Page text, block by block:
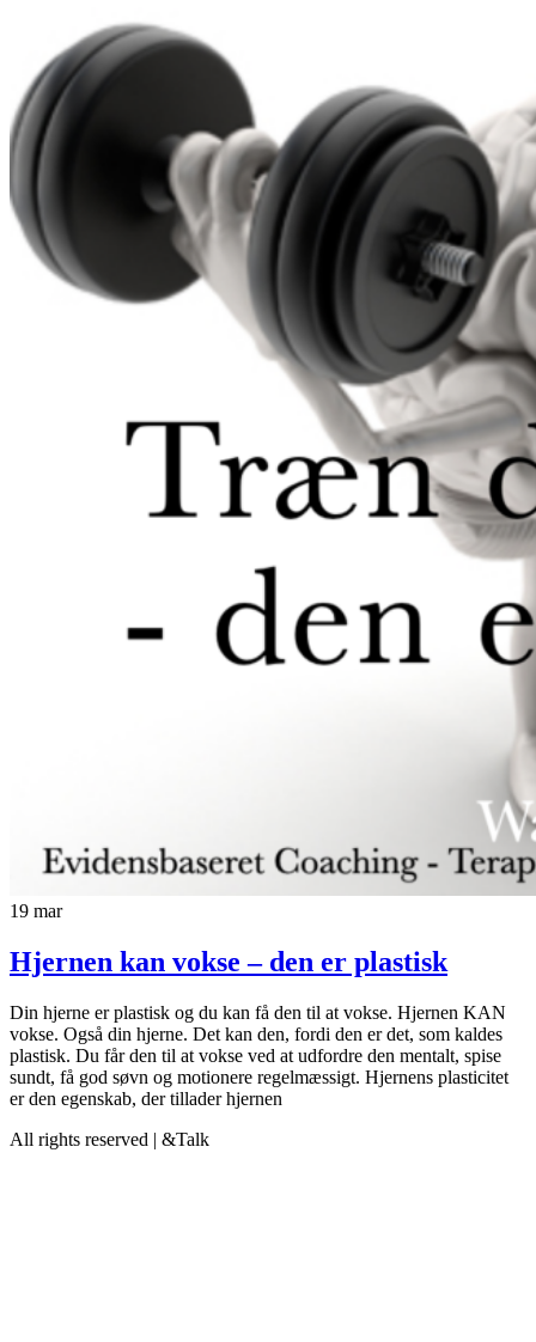
19 mar
Hjernen kan vokse – den er plastisk
Din hjerne er plastisk og du kan få den til at vokse. Hjernen KAN
vokse. Også din hjerne. Det kan den, fordi den er det, som kaldes
plastisk. Du får den til at vokse ved at udfordre den mentalt, spise
sundt, få god søvn og motionere regelmæssigt. Hjernens plasticitet
er den egenskab, der tillader hjernen
All rights reserved | &Talk